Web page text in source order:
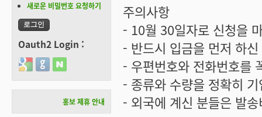
주의사항
- 10월 30일자로 신청을
- 반드시 입금을 먼저 하
- 우편번호와 전화번호를
- 종류와 수량을 정확히
- 외국에 계신 분들은 발
새로운 비밀번호 요청하기
Oauth2 Login :
Login with Google
Login with GitHub
Login with Naver
홍보 제휴 안내